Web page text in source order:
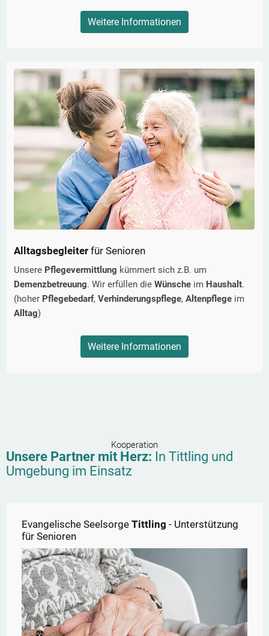
Weitere Informationen
Alltagsbegleiter für Senioren
Unsere Pflegevermittlung kümmert sich z.B. um
Demenzbetreuung. Wir erfüllen die Wünsche im Haushalt.
(hoher Pflegebedarf, Verhinderungspflege, Altenpflege im
Alltag)
Weitere Informationen
Kooperation
Unsere Partner mit Herz: In Tittling und
Umgebung im Einsatz
Evangelische Seelsorge Tittling - Unterstützung
für Senioren